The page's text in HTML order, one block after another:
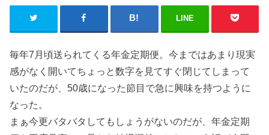
LINE
毎年7月頃送られてくる年金定期便。今まではあまり現実
感がなく開いてちょっと数字を見てすぐ閉じてしまって
いたのだが、50歳になった節目で急に興味を持つように
なった。
まぁ今更バタバタしてもしょうがないのだが、年金定期